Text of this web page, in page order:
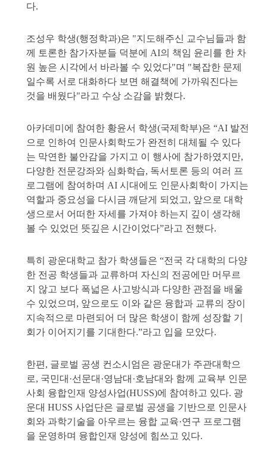
다.
조성우 학생(행정학과)은 "지도해주신 교수님들과 함
께 토론한 참가자분들 덕분에 AI의 책임 윤리를 한 차
원 높은 시각에서 바라볼 수 있었다"며 "복잡한 문제
일수록 서로 대화하다 보면 해결책에 가까워진다는
것을 배웠다"라고 수상 소감을 밝혔다.
아카데미에 참여한 황윤서 학생(국제학부)은 “AI 발전
으로 인하여 인문사회학도가 완전히 대체될 수 있다
는 막연한 불안감을 가지고 이 행사에 참가하였지만,
다양한 전문강좌와 심화학습, 독서토론 등의 여러 프
로그램에 참여하며 AI 시대에도 인문사회학이 가지는
역할과 중요성을 다시금 깨닫게 되었고, 앞으로 대학
생으로서 어떠한 자세를 가져야 하는지 깊이 생각해
볼 수 있었던 뜻깊은 시간이었다”라고 전했다.
특히 광운대학교 참가 학생들은 “전국 각 대학의 다양
한 전공 학생들과 교류하며 자신의 전공에만 머무르
지 않고 보다 폭넓은 사고방식과 다양한 관점을 배울
수 있었으며, 앞으로도 이와 같은 융합과 교류의 장이
지속적으로 마련되어 더 많은 학생이 함께 성장할 기
회가 이어지기를 기대한다.”라고 입을 모았다.
한편, 글로벌 공생 컨소시엄은 광운대가 주관대학으
로, 국민대·선문대·영남대·호남대와 함께 교육부 인문
사회 융합인재 양성사업(HUSS)에 참여하고 있다. 광
운대 HUSS 사업단은 글로벌 공생을 기반으로 인문사
회와 과학기술을 아우르는 융합 교육·연구 프로그램
을 운영하며 융합인재 양성에 힘쓰고 있다.